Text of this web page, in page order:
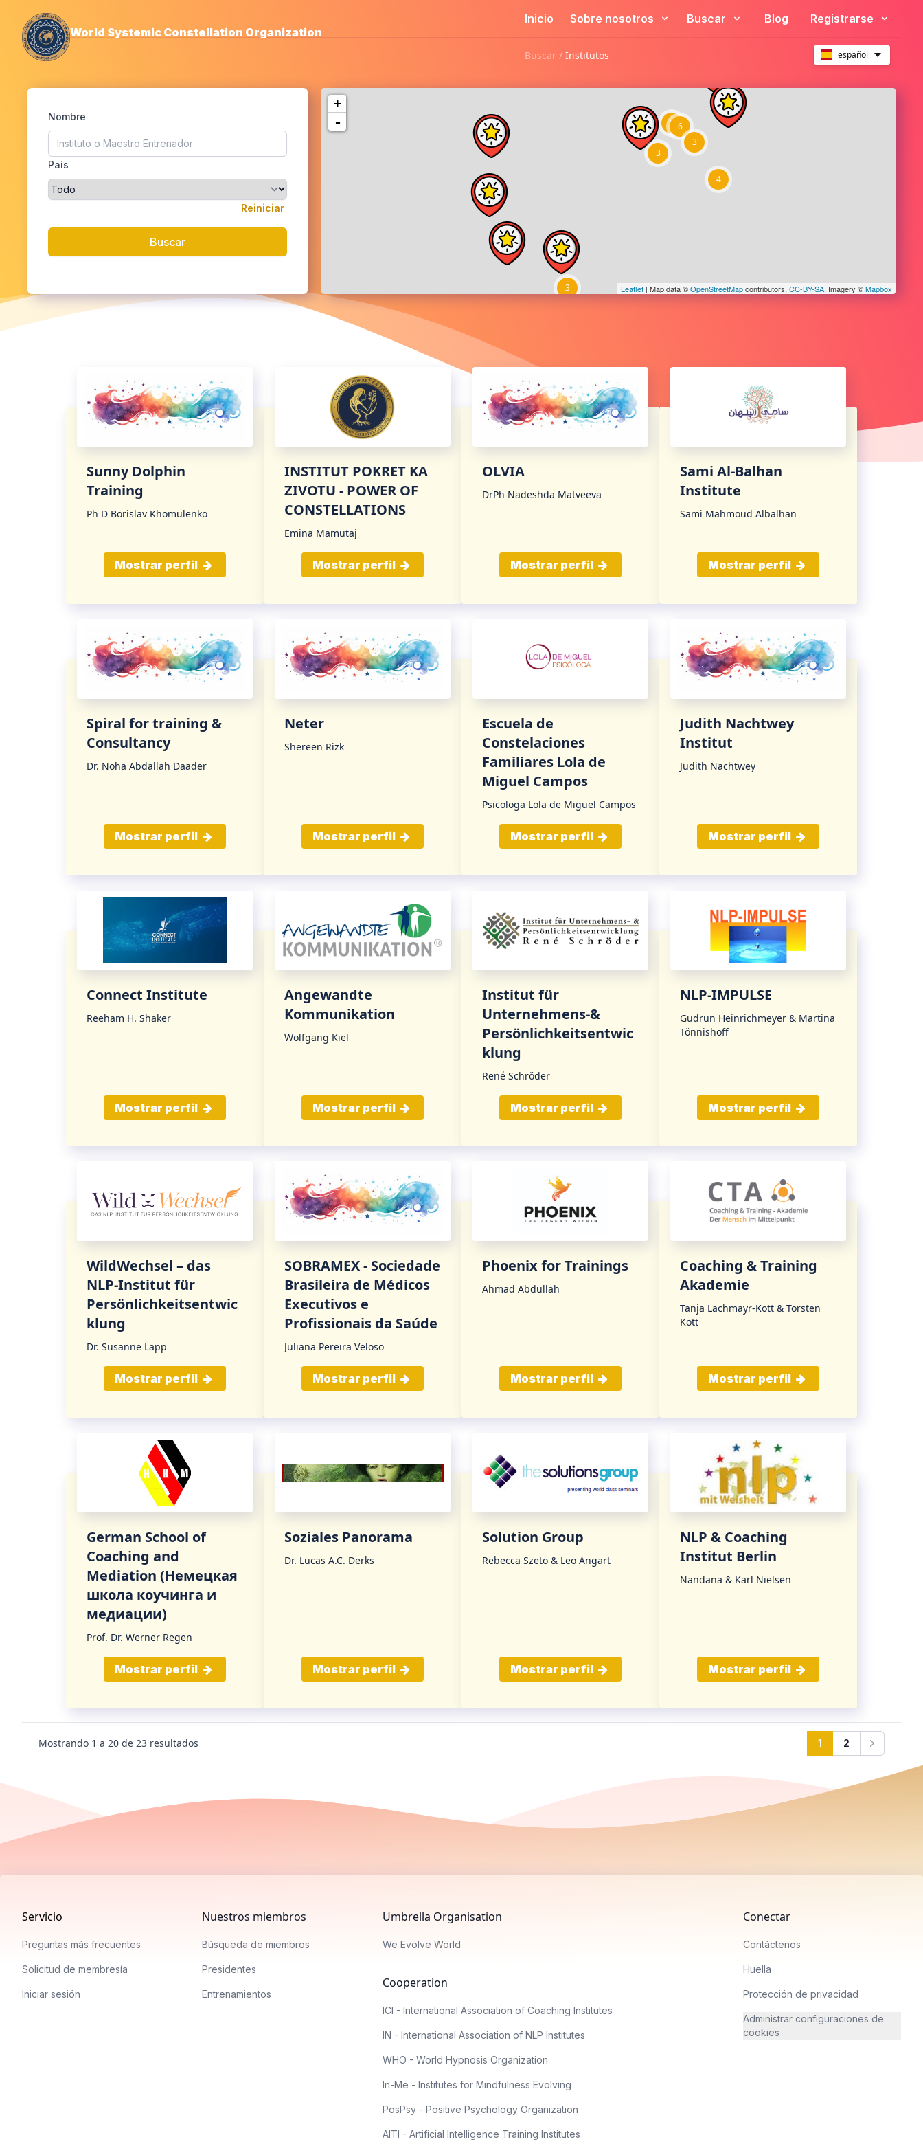
World Systemic Constellation Organization
Inicio Sobre nosotros Buscar Blog Registrarse
Buscar / Institutos español
Nombre
País
Reiniciar
Buscar
4
3
3
3
8 6
+
-
Leaflet | Map data ©OpenStreetMapcontributors, CC-BY-SA, Imagery ©Mapbox
Sunny Dolphin
Training
Ph D Borislav Khomulenko
Mostrar perfil
INSTITUT POKRET KA
ZIVOTU - POWER OF
CONSTELLATIONS
Emina Mamutaj
Mostrar perfil
OLVIA
DrPh Nadeshda Matveeva
Mostrar perfil
Sami Al-Balhan
Institute
Sami Mahmoud Albalhan
Mostrar perfil
Spiral for training &
Consultancy
Dr. Noha Abdallah Daader
Mostrar perfil
Neter
Shereen Rizk
Mostrar perfil
Escuela de
Constelaciones
Familiares Lola de
Miguel Campos
Psicologa Lola de Miguel Campos
Mostrar perfil
Judith Nachtwey
Institut
Judith Nachtwey
Mostrar perfil
Connect Institute
Reeham H. Shaker
Mostrar perfil
Angewandte
Kommunikation
Wolfgang Kiel
Mostrar perfil
Institut für
Unternehmens-&
Persönlichkeitsentwic
klung
René Schröder
Mostrar perfil
NLP-IMPULSE
Gudrun Heinrichmeyer & Martina
Tönnishoff
Mostrar perfil
WildWechsel – das
NLP-Institut für
Persönlichkeitsentwic
klung
Dr. Susanne Lapp
Mostrar perfil
SOBRAMEX - Sociedade
Brasileira de Médicos
Executivos e
Profissionais da Saúde
Juliana Pereira Veloso
Mostrar perfil
Phoenix for Trainings
Ahmad Abdullah
Mostrar perfil
Coaching & Training
Akademie
Tanja Lachmayr-Kott & Torsten
Kott
Mostrar perfil
German School of
Coaching and
Mediation (Немецкая
школа коучинга и
медиации)
Prof. Dr. Werner Regen
Mostrar perfil
Soziales Panorama
Dr. Lucas A.C. Derks
Mostrar perfil
Solution Group
Rebecca Szeto & Leo Angart
Mostrar perfil
NLP & Coaching
Institut Berlin
Nandana & Karl Nielsen
Mostrar perfil
Mostrando 1 a 20 de 23 resultados 1 2 Next
Servicio
Preguntas más frecuentes
Solicitud de membresía
Iniciar sesión
Nuestros miembros
Búsqueda de miembros
Presidentes
Entrenamientos
Umbrella Organisation
We Evolve World
Cooperation
ICI - International Association of Coaching Institutes
IN - International Association of NLP Institutes
WHO - World Hypnosis Organization
In-Me - Institutes for Mindfulness Evolving
PosPsy - Positive Psychology Organization
AITI - Artificial Intelligence Training Institutes
Conectar
Contáctenos
Huella
Protección de privacidad
Administrar configuraciones de
cookies